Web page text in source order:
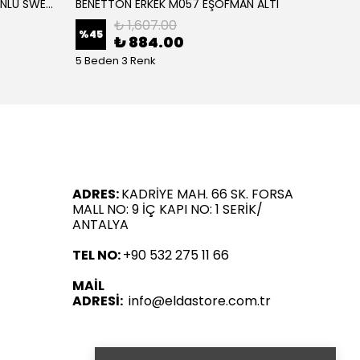
BENETTON ERKEK M057 KAPÜŞONLU SWEATSHİRT BENETTON ERKEK M057 EŞOFMAN ALTI
%45 ₺ 1,607.00
₺ 884.00
5 Beden 3 Renk
ADRES:KADRİYE MAH. 66 SK. FORSA
MALL NO: 9 İÇ KAPI NO: 1 SERİK/
ANTALYA
TEL NO:+90 532 275 11 66
MAİL
ADRESİ: info@eldastore.com.tr